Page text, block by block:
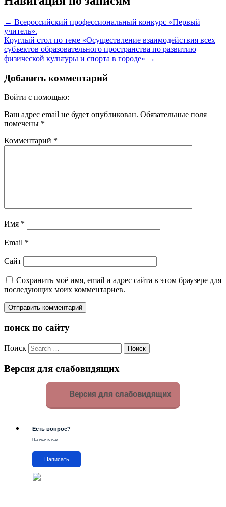
← Всероссийский профессиональный конкурс «Первый
учитель».
Круглый стол по теме «Осуществление взаимодействия всех
субъектов образовательного пространства по развитию
физической культуры и спорта в городе» →
Добавить комментарий
Войти с помощью:
Ваш адрес email не будет опубликован. Обязательные поля
помечены *
Комментарий *
Имя *
Email *
Сайт
Сохранить моё имя, email и адрес сайта в этом браузере для
последующих моих комментариев.
поиск по сайту
Поиск
Версия для слабовидящих
Версия для слабовидящих
Есть вопрос?
Напишите нам
Написать